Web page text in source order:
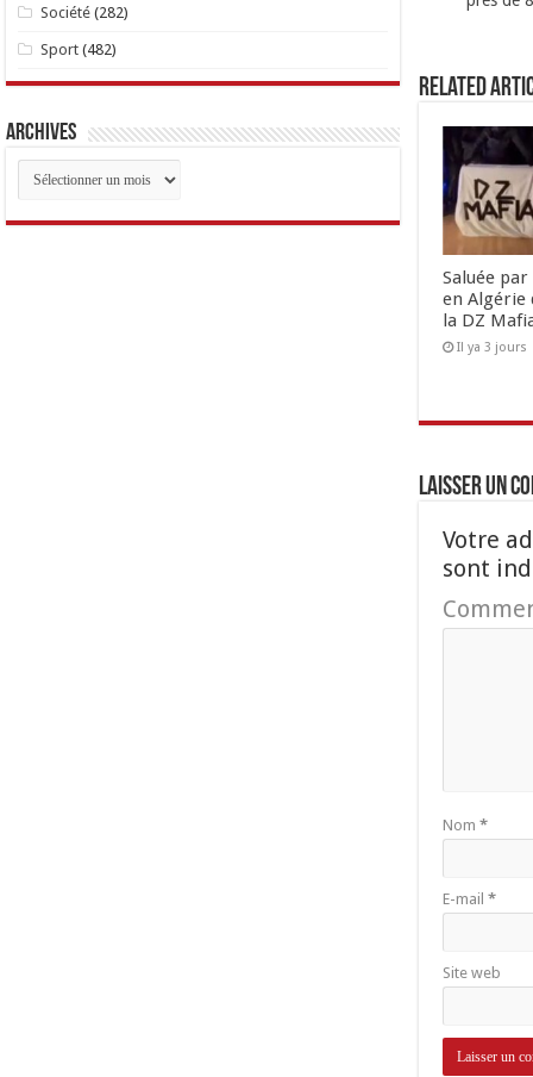
Related
Saluée
en Algérie
la DZ
Il ya 3 jours
Laisser un
Votre
sont
Nom *
E-mail *
Site web
Société (282)
Sport (482)
Archives
Archives